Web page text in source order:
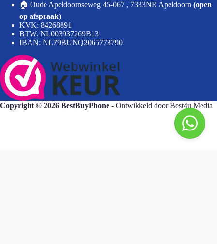
🏠 Oude Apeldoornseweg 45-067 , 7333NR Apeldoorn (open
op afspraak)
KVK: 84268891
BTW: NL003937269B13
IBAN: NL79BUNQ2065773790
Copyright © 2026 BestBuyPhone - Ontwikkeld doorBest4u Media